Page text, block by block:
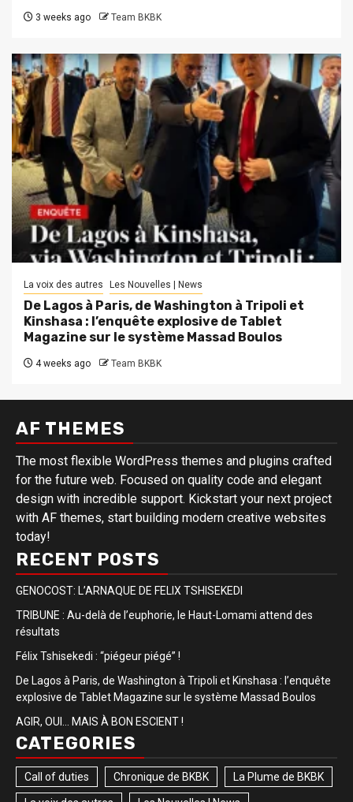
3 weeks ago Team BKBK
La voix des autres Les Nouvelles | News
De Lagos à Paris, de Washington à Tripoli et
Kinshasa : l’enquête explosive de Tablet
Magazine sur le système Massad Boulos
4 weeks ago Team BKBK
AF THEMES
The most flexible WordPress themes and plugins crafted
for the future web. Focused on quality code and elegant
design with incredible support. Kickstart your next project
with AF themes, start building modern creative websites
today!
RECENT POSTS
GENOCOST: L’ARNAQUE DE FELIX TSHISEKEDI
TRIBUNE : Au-delà de l’euphorie, le Haut-Lomami attend des
résultats
Félix Tshisekedi : “piégeur piégé” !
De Lagos à Paris, de Washington à Tripoli et Kinshasa : l’enquête
explosive de Tablet Magazine sur le système Massad Boulos
AGIR, OUI… MAIS À BON ESCIENT !
CATEGORIES
Call of duties Chronique de BKBK La Plume de BKBK